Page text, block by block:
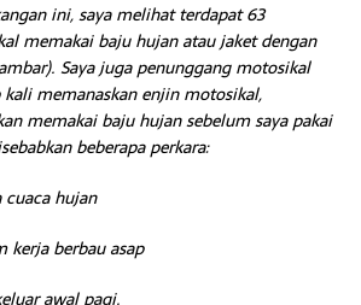
ini, saya melihat terdapat 63
memakai baju hujan atau jaket dengan
Saya juga penunggang motosikal
memanaskan enjin motosikal,
memakai baju hujan sebelum saya pakai
beberapa perkara:
cuaca hujan
kerja berbau asap
awal pagi.